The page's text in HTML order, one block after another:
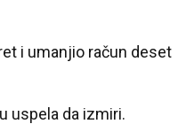
i umanjio račun deset
uspela da izmiri.